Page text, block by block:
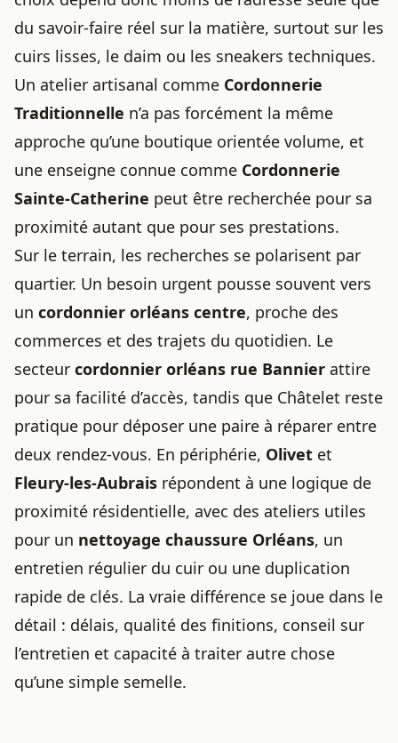
du savoir-faire réel sur la matière, surtout sur les
cuirs lisses, le daim ou les sneakers techniques.
Un atelier artisanal comme Cordonnerie
Traditionnelle n’a pas forcément la même
approche qu’une boutique orientée volume, et
une enseigne connue comme Cordonnerie
Sainte-Catherine peut être recherchée pour sa
proximité autant que pour ses prestations.
Sur le terrain, les recherches se polarisent par
quartier. Un besoin urgent pousse souvent vers
un cordonnier orléans centre, proche des
commerces et des trajets du quotidien. Le
secteur cordonnier orléans rue Bannier attire
pour sa facilité d’accès, tandis que Châtelet reste
pratique pour déposer une paire à réparer entre
deux rendez-vous. En périphérie, Olivet et
Fleury-les-Aubrais répondent à une logique de
proximité résidentielle, avec des ateliers utiles
pour un nettoyage chaussure Orléans, un
entretien régulier du cuir ou une duplication
rapide de clés. La vraie différence se joue dans le
détail : délais, qualité des finitions, conseil sur
l’entretien et capacité à traiter autre chose
qu’une simple semelle.